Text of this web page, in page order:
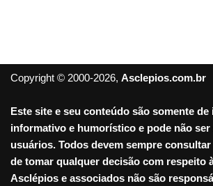
Copyright © 2000-2026, Asclepios.com.br
Este site e seu conteúdo são somente de
informativo e humorístico e pode não
usuários. Todos devem sempre
de tomar qualquer decisão com respeito
Asclépios e associados não são